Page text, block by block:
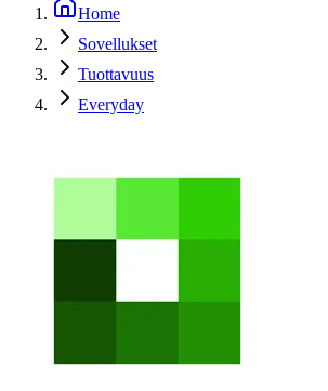
Home
Sovellukset
Tuottavuus
Everyday